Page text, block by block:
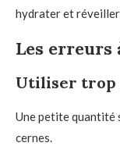
hydrater et
Les erreurs
Utiliser trop
Une petite quantité
cernes.